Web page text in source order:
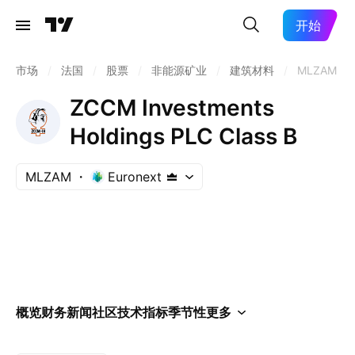
开始
市场 法国 股票 非能源矿业 建筑材料 MLZAM
ZCCM Investments
Holdings PLC Class B
MLZAM Euronext
概览财务新闻社区技术指标季节性更多